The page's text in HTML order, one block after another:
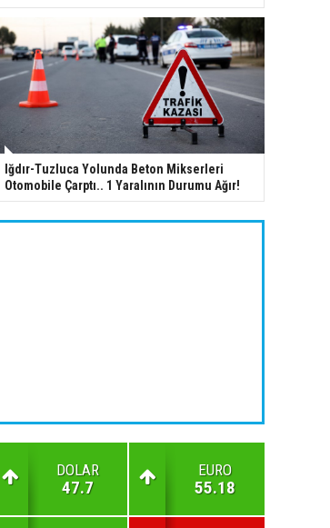
Iğdır-Tuzluca Yolunda Beton Mikserleri
Otomobile Çarptı.. 1 Yaralının Durumu Ağır!
DOLAR
47.7
EURO
55.18